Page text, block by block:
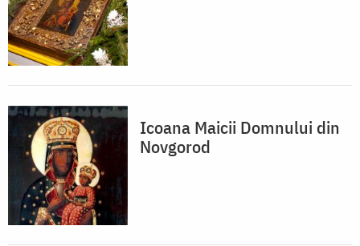
Icoana Maicii Domnului din
Novgorod